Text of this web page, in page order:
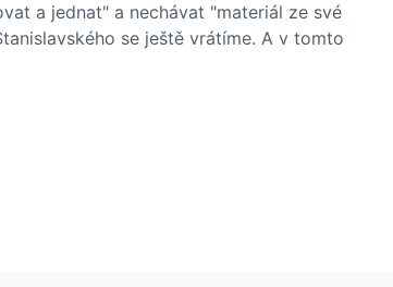
a jednat" a nechávat "materiál ze své
se ještě vrátíme. A v tomto